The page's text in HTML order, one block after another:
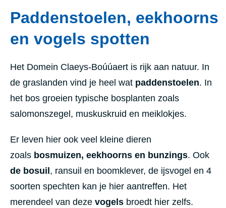
Paddenstoelen, eekhoorns
en vogels spotten
Het Domein Claeys-Boúúaert is rijk aan natuur. In
de graslanden vind je heel wat paddenstoelen. In
het bos groeien typische bosplanten zoals
salomonszegel, muskuskruid en meiklokjes.
Er leven hier ook veel kleine dieren
zoals bosmuizen, eekhoorns en bunzings. Ook
de bosuil , ransuil en boomklever, de ijsvogel en 4
soorten spechten kan je hier aantreffen. Het
merendeel van deze vogels broedt hier zelfs.